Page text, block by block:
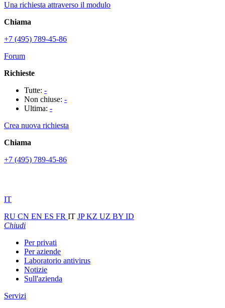
Una richiesta attraverso il modulo
Chiama
+7 (495) 789-45-86
Forum
Richieste
Tutte: -
Non chiuse: -
Ultima: -
Crea nuova richiesta
Chiama
+7 (495) 789-45-86
IT
RU CN EN ES FR IT JPKZ UZ BY ID
Chiudi
Per privati
Per aziende
Laboratorio antivirus
Notizie
Sull'azienda
Servizi